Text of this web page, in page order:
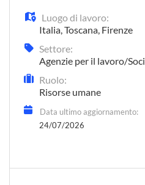
lavoro
il
CV
Login
Luogo di lavoro:
Italia,Toscana, Firenze
Settore:
Agenzie per il lavoro/
Ruolo:
Risorse umane
Data ultimo aggiornamento:
24/07/2026